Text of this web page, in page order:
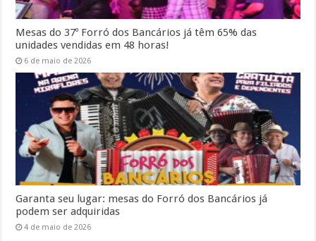
Mesas do 37º Forró dos Bancários já têm 65% das
unidades vendidas em 48 horas!
6 de maio de 2026
Garanta seu lugar: mesas do Forró dos Bancários já
podem ser adquiridas
4 de maio de 2026